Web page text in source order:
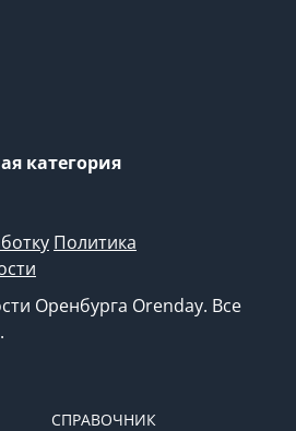
категория
Политика
Оренбурга Orenday. Все
СПРАВОЧНИК